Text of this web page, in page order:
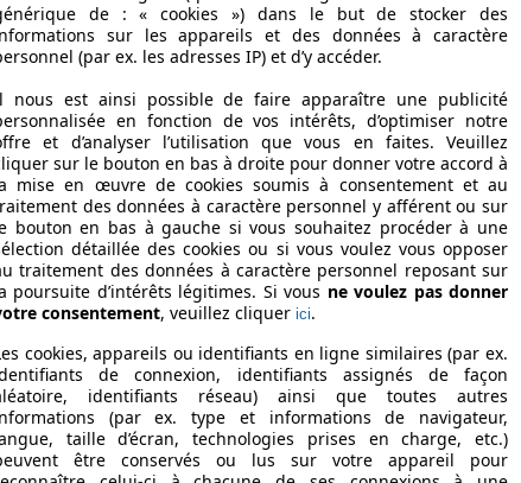
techniques
de : « cookies ») dans le but de stocker des
sur les appareils et des données à caractère
(par ex. les adresses IP) et d’y accéder.
nous est ainsi possible de faire apparaître une publicité
en fonction de vos intérêts, d’optimiser notre
et d’analyser l’utilisation que vous en faites. Veuillez
sur le bouton en bas à droite pour donner votre accord à
mise en œuvre de cookies soumis à consentement et au
des données à caractère personnel y afférent ou sur
bouton en bas à gauche si vous souhaitez procéder à une
détaillée des cookies ou si vous voulez vous opposer
traitement des données à caractère personnel reposant sur
poursuite d’intérêts légitimes. Si vous ne voulez pas donner
consentement, veuillez cliquer ici.
cookies, appareils ou identifiants en ligne similaires (par ex.
de connexion, identifiants assignés de façon
identifiants réseau) ainsi que toutes autres
(par ex. type et informations de navigateur,
taille d’écran, technologies prises en charge, etc.)
être conservés ou lus sur votre appareil pour